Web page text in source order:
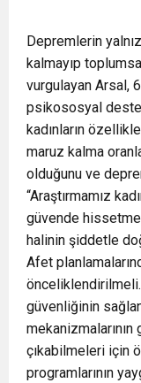
Depremlerin
kalmayıp
vurgulayan Arsal,
psikososyal
kadınların
maruz kalma
olduğunu ve
“Araştırmamız
güvende
halinin şiddetle
Afet
önceliklendirilmeli.
güvenliğinin
çıkabilmeleri için
programlarının